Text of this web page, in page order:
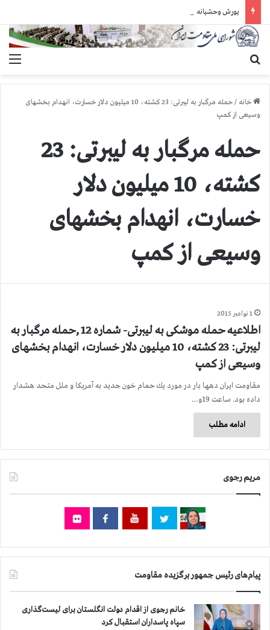
خانه /
حمله مرگبار به لیبرتی: 23 كشته، 10 میلیون دلار خسارت، انهدام بخشهای
وسیعی از كمپ
حمله مرگبار به لیبرتی: 23
كشته، 10 میلیون دلار
خسارت، انهدام بخشهای
وسیعی از كمپ
1 نوامبر 2015
اطلاعیه حمله موشكی به لیبرتی- شماره 12 ,حمله مرگبار به
لیبرتی: 23 كشته، 10 میلیون دلار خسارت، انهدام بخشهای
وسیعی از كمپ
مقاومت ایران دهها بار در مورد یك حمام خون جدید به آمریكا و ملل متحد هشدار
داده بود. ساعت 19و…
ادامه مطلب
مریم رجوی
پیام‌های رئیس جمهور برگزیده مقاومت
خانم رجوی از اقدام دولت انگلستان برای لیست‌گذاری
سپاه پاسداران استقبال کرد